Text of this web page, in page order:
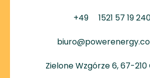
+49 1521 57 19
Zielone Wzgórze 6, 67-210